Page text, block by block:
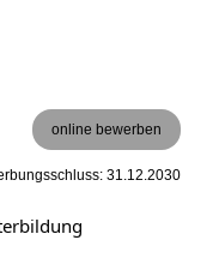
online bewerben
31.12.2030